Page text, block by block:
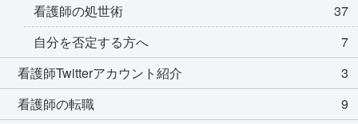
看護師の処世術
37
自分を否定する方へ
7
看護師Twitterアカウント紹介
3
看護師の転職
9